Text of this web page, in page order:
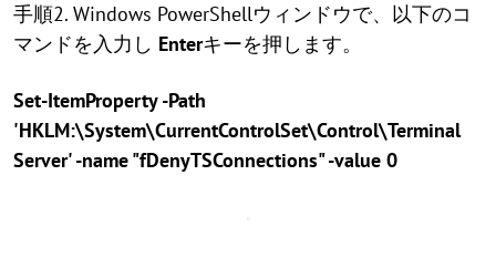
手順2. Windows PowerShellウィンドウで、以下のコ
マンドを入力し Enterキーを押します。
Set-ItemProperty -Path
'HKLM:\System\CurrentControlSet\Control\Terminal
Server' -name "fDenyTSConnections" -value 0